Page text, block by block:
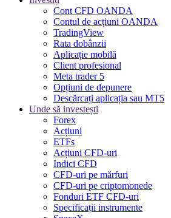
Cont CFD OANDA
Contul de acțiuni OANDA
TradingView
Rata dobânzii
Aplicație mobilă
Client profesional
Meta trader 5
Opțiuni de depunere
Descărcați aplicația sau MT5
Unde să investești
Forex
Acțiuni
ETFs
Acțiuni CFD-uri
Indici CFD
CFD-uri pe mărfuri
CFD-uri pe criptomonede
Fonduri ETF CFD-uri
Specificații instrumente